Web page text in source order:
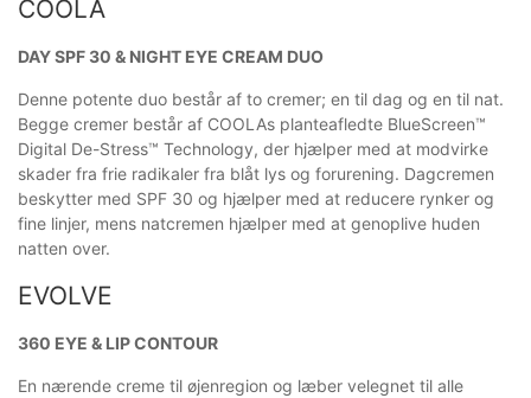
COOLA
DAY SPF 30 & NIGHT EYE CREAM DUO
Denne potente duo består af to cremer; en til dag og en til nat.
Begge cremer består af COOLAs planteafledte BlueScreen™
Digital De-Stress™ Technology, der hjælper med at modvirke
skader fra frie radikaler fra blåt lys og forurening. Dagcremen
beskytter med SPF 30 og hjælper med at reducere rynker og
fine linjer, mens natcremen hjælper med at genoplive huden
natten over.
EVOLVE
360 EYE & LIP CONTOUR
En nærende creme til øjenregion og læber velegnet til alle